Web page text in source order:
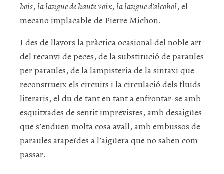
bois, la langue de haute voix, la langue d’alcohol, el
mecano implacable de Pierre Michon.
I des de llavors la pràctica ocasional del noble art
del recanvi de peces, de la substitució de paraules
per paraules, de la lampisteria de la sintaxi que
reconstrueix els circuits i la circulació dels fluids
literaris, el du de tant en tant a enfrontar-se amb
esquitxades de sentit imprevistes, amb desaigües
que s’enduen molta cosa avall, amb embussos de
paraules atapeïdes a l’aigüera que no saben com
passar.